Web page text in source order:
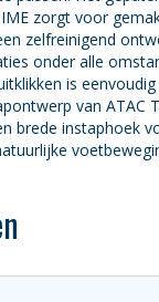
zorgt voor
zelfreinigend
onder alle
is
van ATAC
brede instaphoek